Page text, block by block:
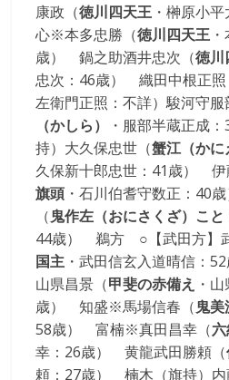
康政（徳川四天王 ・榊原小
心※本多忠勝（徳川四天王
歳） 鍋之助酒井忠次（徳川
忠次：46歳） 織田中根正
左衛門正照：不詳）駿河守
（かしら）
・服部半蔵正成
持）大久保忠世（蟹江（か
久保新十郎忠世：41歳） 伊
旗頭 ・石川伯耆守数正：40
（鬼作左（おにさくざ）こと
44歳） 鵜方 ○【武田方】
国主 ・武田信玄入道晴信
山県昌景（甲斐の赤備え ・
歳） 知盛※馬場信春（鬼美
58歳） 富楠※真田昌幸（
幸：26歳） 黄龍武田勝頼（
頼：27歳） 楠木（旗持）内